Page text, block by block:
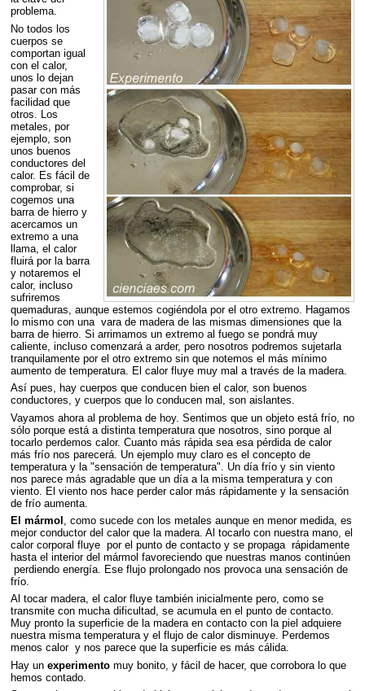
problema.
No todos los
cuerpos se
comportan igual
con el calor,
unos lo dejan
pasar con más
facilidad que
otros. Los
metales, por
ejemplo, son
unos buenos
conductores del
calor. Es fácil de
comprobar, si
cogemos una
barra de hierro y
acercamos un
extremo a una
llama, el calor
fluirá por la barra
y notaremos el
calor, incluso
sufriremos
quemaduras, aunque estemos cogiéndola por el otro extremo. Hagamos
lo mismo con una vara de madera de las mismas dimensiones que la
barra de hierro. Si arrimamos un extremo al fuego se pondrá muy
caliente, incluso comenzará a arder, pero nosotros podremos sujetarla
tranquilamente por el otro extremo sin que notemos el más mínimo
aumento de temperatura. El calor fluye muy mal a través de la madera.
Así pues, hay cuerpos que conducen bien el calor, son buenos
conductores, y cuerpos que lo conducen mal, son aislantes.
Vayamos ahora al problema de hoy. Sentimos que un objeto está frío, no
sólo porque está a distinta temperatura que nosotros, sino porque al
tocarlo perdemos calor. Cuanto más rápida sea esa pérdida de calor
más frío nos parecerá. Un ejemplo muy claro es el concepto de
temperatura y la "sensación de temperatura". Un día frío y sin viento
nos parece más agradable que un día a la misma temperatura y con
viento. El viento nos hace perder calor más rápidamente y la sensación
de frío aumenta.
El mármol
, como sucede con los metales aunque en menor medida, es
mejor conductor del calor que la madera. Al tocarlo con nuestra mano, el
calor corporal fluye por el punto de contacto y se propaga rápidamente
hasta el interior del mármol favoreciendo que nuestras manos continúen
perdiendo energía. Ese flujo prolongado nos provoca una sensación de
frío.
Al tocar madera, el calor fluye también inicialmente pero, como se
transmite con mucha dificultad, se acumula en el punto de contacto.
Muy pronto la superficie de la madera en contacto con la piel adquiere
nuestra misma temperatura y el flujo de calor disminuye. Perdemos
menos calor y nos parece que la superficie es más cálida.
Hay un experimentomuy bonito, y fácil de hacer, que corrobora lo que
hemos contado.